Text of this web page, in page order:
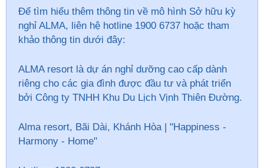
Để tìm hiểu thêm thông tin về mô hình Sở hữu kỳ
nghỉ ALMA, liên hệ hotline 1900 6737 hoặc tham
khảo thông tin dưới đây:
ALMA resort là dự án nghỉ dưỡng cao cấp dành
riêng cho các gia đình được đầu tư và phát triển
bởi Công ty TNHH Khu Du Lịch Vịnh Thiên Đường.
Alma resort, Bãi Dài, Khánh Hòa | "Happiness -
Harmony - Home"